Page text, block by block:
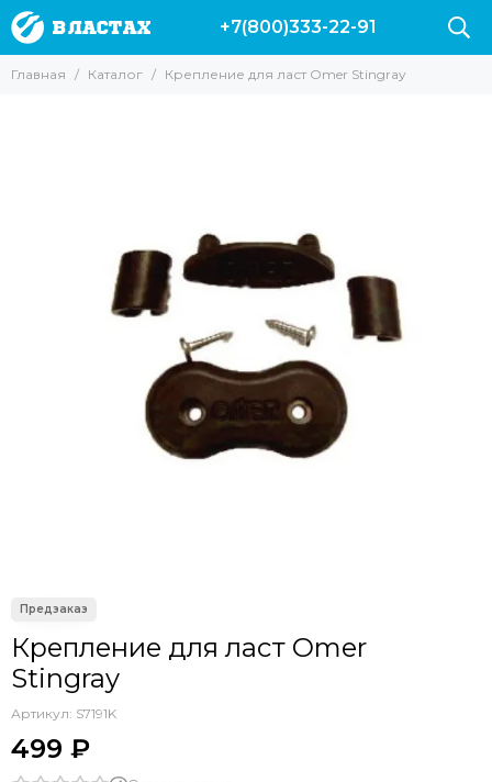
+7(800)333-22-91
Главная Каталог Крепление для ласт Omer Stingray
Крепление для ласт Omer
Stingray
Артикул: S7191K
499 ₽